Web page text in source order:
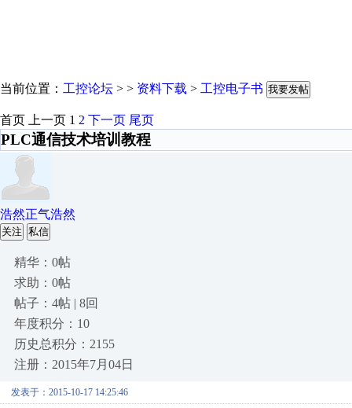
当前位置： 工控论坛 > > 资料下载 > 工控电子书 我要发帖
首页 上一页 1 2 下一页 尾页
PLC通信技术培训教程
浩然正气浩然
关注 私信
精华：0帖
求助：0帖
帖子：4帖 | 8回
年度积分：10
历史总积分：2155
注册：2015年7月04日
发表于：2015-10-17 14:25:46